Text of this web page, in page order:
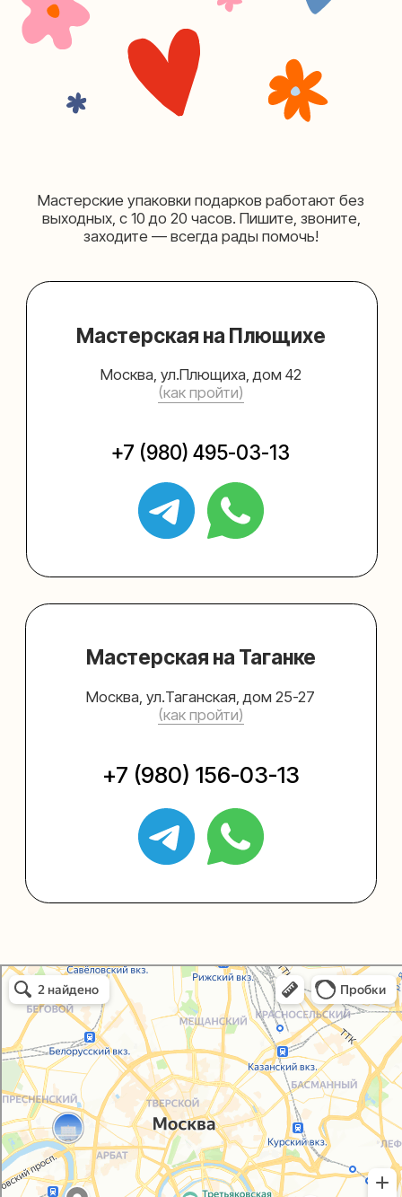
Упаковали Онлайн в Москве
Москва
© 2021-2025, ООО "УПАКОВАЛИ ОНЛАЙН"
Сайт разработалаbogachevas
help@upakovali.online
Sospeso wrap
О нас
Упаковать подарок
В личный кабинет
+7 (495) 005-03-13